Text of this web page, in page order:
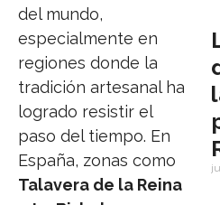
del mundo,
especialmente en
regiones donde la
tradición artesanal ha
logrado resistir el
paso del tiempo. En
España, zonas como
Talavera de la Reina